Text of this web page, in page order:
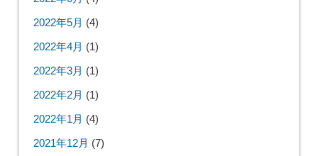
2022年5月 (4)
2022年4月 (1)
2022年3月 (1)
2022年2月 (1)
2022年1月 (4)
2021年12月 (7)